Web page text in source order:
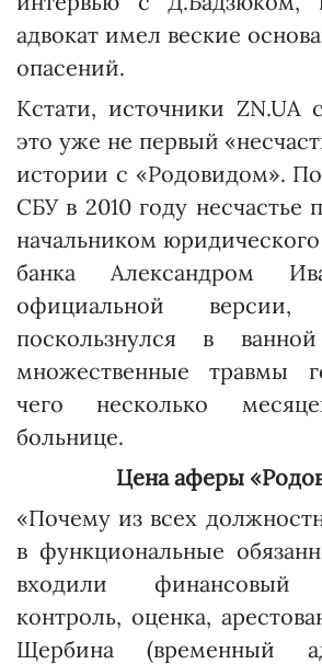
адвокат имел веские
опасений.
Кстати, источники ZN.UA
это уже не первый
истории с «Родовидом».
СБУ в 2010 году несчастье
начальником
банка Александром
официальной
поскользнулся в
множественные травмы
чего несколько
больнице.
Цена аферы
«Почему из всех
в функциональные
входили финансовый
контроль, оценка,
Щербина (временный